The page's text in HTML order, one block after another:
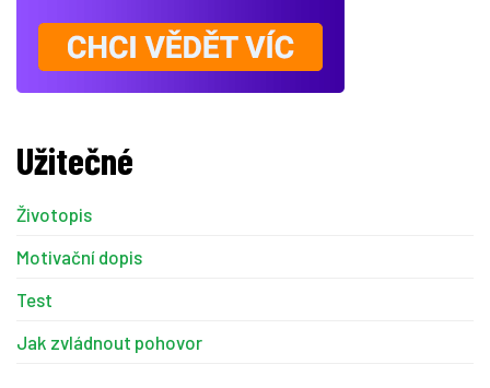
Užitečné
Životopis
Motivační dopis
Test
Jak zvládnout pohovor